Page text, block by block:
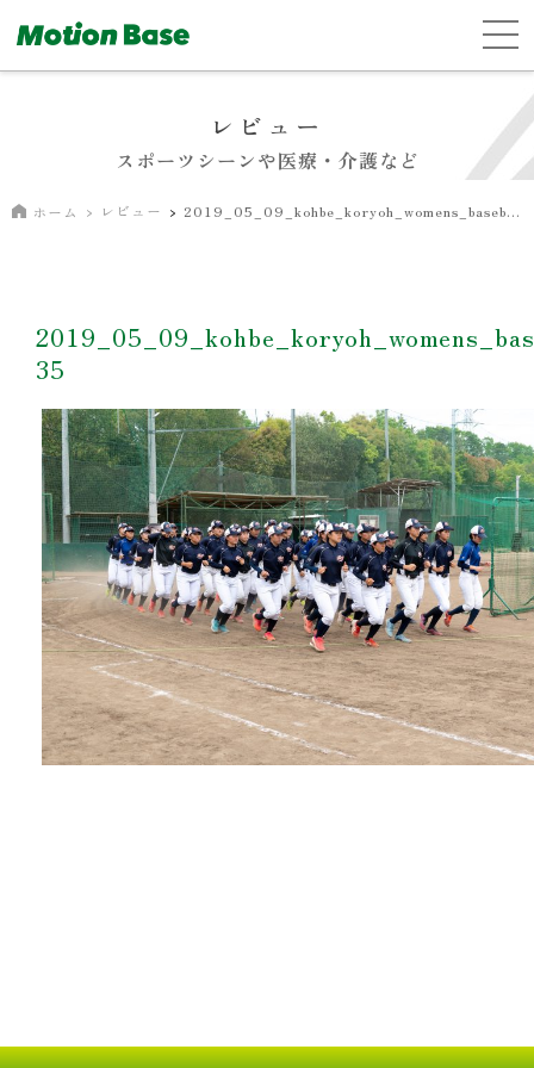
レビュー
スポーツシーンや医療・介護など
ホーム レビュー 2019_05_09_kohbe_koryoh_womens_baseball_team-35
35